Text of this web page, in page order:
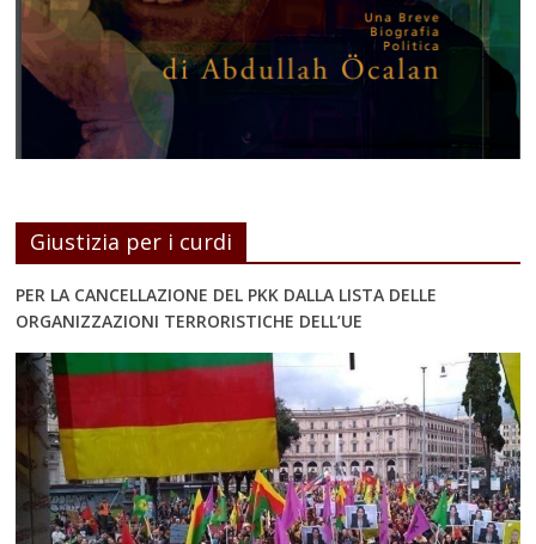
Giustizia per i curdi
PER LA CANCELLAZIONE DEL PKK DALLA LISTA DELLE
ORGANIZZAZIONI TERRORISTICHE DELL’UE